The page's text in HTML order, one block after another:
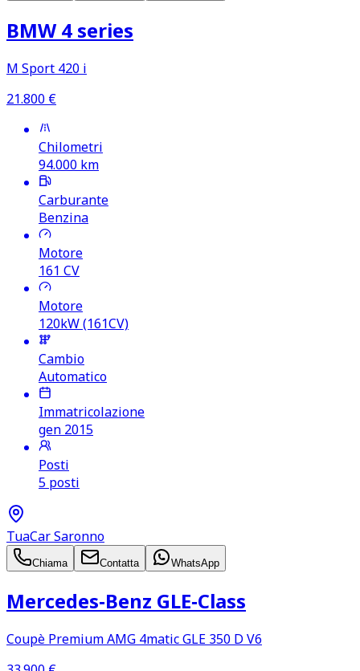
BMW 4 series
M Sport 420 i
21.800 €
Chilometri
94.000 km
Carburante
Benzina
Motore
161 CV
Motore
120kW (161CV)
Cambio
Automatico
Immatricolazione
gen 2015
Posti
5 posti
TuaCar Saronno
Chiama Contatta WhatsApp
Mercedes‑Benz GLE‑Class
Coupè Premium AMG 4matic GLE 350 D V6